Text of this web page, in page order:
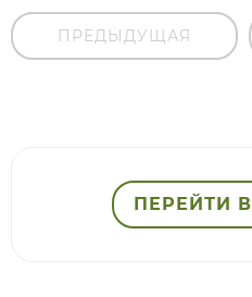
ПРЕДЫДУЩАЯ
ПЕРЕЙТИ